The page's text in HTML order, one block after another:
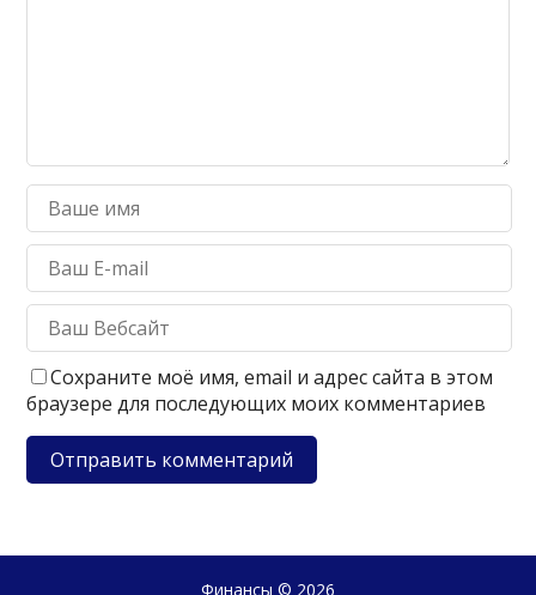
Сохраните моё имя, email и адрес сайта в этом
браузере для последующих моих комментариев
Финансы © 2026